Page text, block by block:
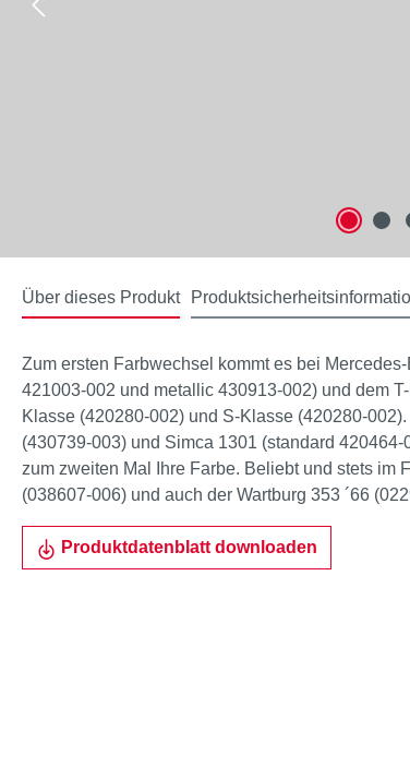
Über dieses Produkt
Zum ersten Farbwechsel kommt es bei
421003-002 und metallic 430913-002) und dem
Klasse (420280-002) und S-Klasse (420280-
(430739-003) und Simca 1301 (standard
zum zweiten Mal Ihre Farbe. Beliebt und stets im
(038607-006) und auch der Wartburg 353 ´66
Produktdatenblatt downloaden